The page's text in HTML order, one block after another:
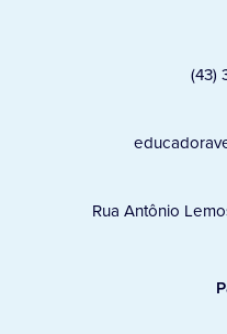
(43)
Rua Antônio